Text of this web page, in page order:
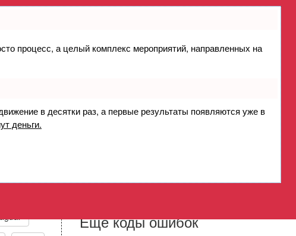
процесс, а целый комплекс мероприятий, направленных на
в десятки раз, а первые результаты появляются уже в
деньги.
уровень сигнала
Еще коды ошибок